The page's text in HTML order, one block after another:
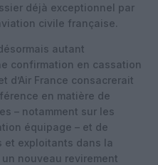
déjà exceptionnel par
civile française.
autant
confirmation en cassation
d’Air France consacrerait
en matière de
– notamment sur les
équipage – et de
exploitants dans la
nouveau revirement